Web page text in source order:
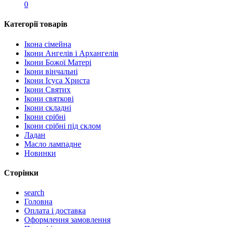
0
Категорії товарів
Ікона сімейна
Ікони Ангелів і Архангелів
Ікони Божої Матері
Ікони вінчальні
Ікони Ісуса Христа
Ікони Святих
Ікони святкові
Ікони складні
Ікони срібні
Ікони срібні під склом
Ладан
Масло лампадне
Новинки
Сторінки
search
Головна
Оплата і доставка
Оформлення замовлення